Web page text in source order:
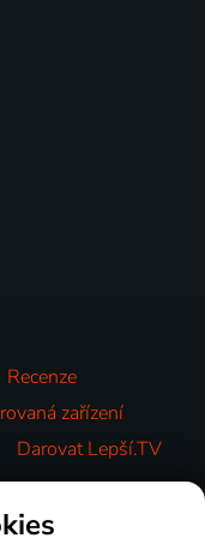
Recenze
zařízení
Darovat Lepší.TV